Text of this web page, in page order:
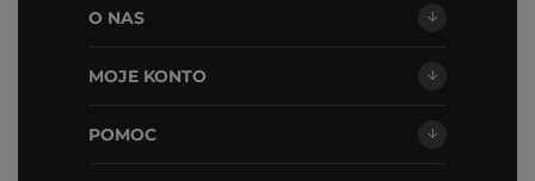
O NAS
MOJE KONTO
POMOC